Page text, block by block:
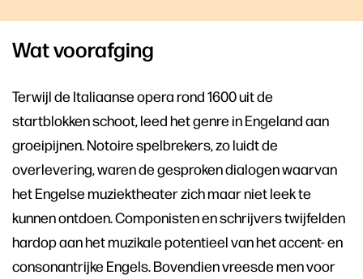
Wat voorafging
Terwijl de Italiaanse opera rond 1600 uit de
startblokken schoot, leed het genre in Engeland aan
groeipijnen. Notoire spelbrekers, zo luidt de
overlevering, waren de gesproken dialogen waarvan
het Engelse muziektheater zich maar niet leek te
kunnen ontdoen. Componisten en schrijvers twijfelden
hardop aan het muzikale potentieel van het accent- en
consonantrijke Engels. Bovendien vreesde men voor